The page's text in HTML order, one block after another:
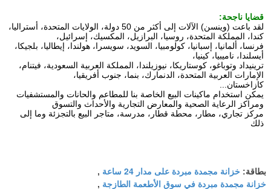
قضايا ناجحة:
كندا، المملكة المتحدة، روسيا، البرازيل، المكسيك، إسرائيل،
أيسلندا، ناميبيا، كينيا،
الإمارات العربية المتحدة، الدنمارك، بنما، جنوب أفريقيا،
كازاخستان...
ومراكز الرعاية الصحية والمعارض التجارية والأحداث والتسوق
ذلك
بطاقة: خزانة مجمدة مبردة على مدار 24 ساعة ,
خزانة مجمدة مبردة في سوق الأطعمة الطازجة ,